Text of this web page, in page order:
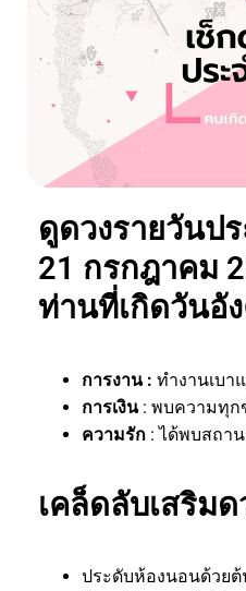
ดูดวงรายวันป
21 กรกฎาคม
ท่านที่เกิดวันอั
การงาน : ทำงานเบา
การเงิน : พบความทุ
ความรัก : ได้พบสถา
เคล็ดลับเสริม
ประดับห้องนอนด้วยต้